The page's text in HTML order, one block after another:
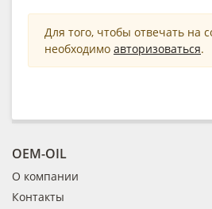
Для того, чтобы отвечать на
необходимо авторизоваться.
OEM-OIL
О компании
Контакты